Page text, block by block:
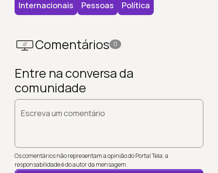
Internacionais Pessoas Política
Comentários 0
Entre na conversa da
comunidade
Escreva um comentário
Os comentários não representam a opinião do Portal Tela; a
responsabilidade é do autor da mensagem.